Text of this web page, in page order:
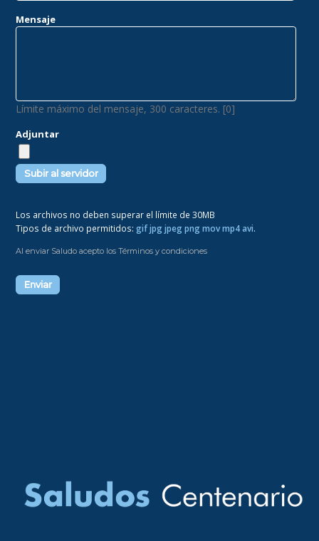
Mensaje
Límite máximo del mensaje, 300 caracteres. [0]
Adjuntar
Los archivos no deben superar el límite de 30MB
Tipos de archivo permitidos:gif jpg jpeg png mov mp4 avi.
Al enviar Saludo acepto los Términos y condiciones